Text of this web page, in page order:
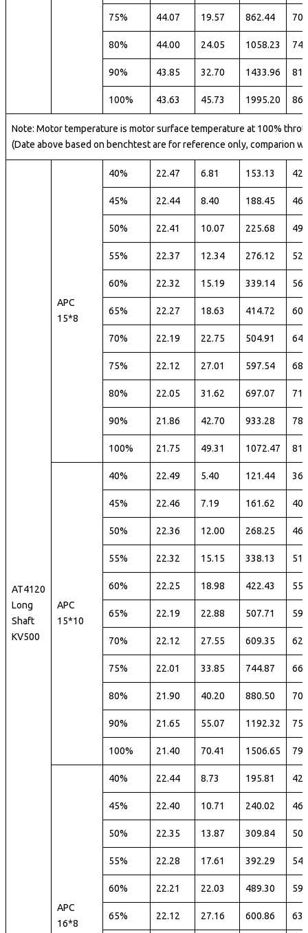
75% 44.07 19.57 862.44
80% 44.00 24.05 1058.23
90% 43.85 32.70 1433.96
100% 43.63 45.73 1995.20
Note: Motor temperature is motor surface temperature at 100%
(Date above based on benchtest are for reference only, comparion
AT4120
Long
Shaft
KV500
APC
15*8
40% 22.47 6.81 153.13
45% 22.44 8.40 188.45
50% 22.41 10.07 225.68
55% 22.37 12.34 276.12
60% 22.32 15.19 339.14
65% 22.27 18.63 414.72
70% 22.19 22.75 504.91
75% 22.12 27.01 597.54
80% 22.05 31.62 697.07
90% 21.86 42.70 933.28
100% 21.75 49.31 1072.47
APC
15*10
40% 22.49 5.40 121.44
45% 22.46 7.19 161.62
50% 22.36 12.00 268.25
55% 22.32 15.15 338.13
60% 22.25 18.98 422.43
65% 22.19 22.88 507.71
70% 22.12 27.55 609.35
75% 22.01 33.85 744.87
80% 21.90 40.20 880.50
90% 21.65 55.07 1192.32
100% 21.40 70.41 1506.65
APC
16*8
40% 22.44 8.73 195.81
45% 22.40 10.71 240.02
50% 22.35 13.87 309.84
55% 22.28 17.61 392.29
60% 22.21 22.03 489.30
65% 22.12 27.16 600.86